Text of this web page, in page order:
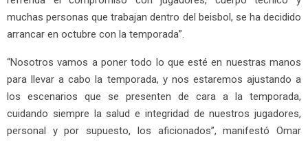
muchas personas que trabajan dentro del beisbol, se ha decidido
arrancar en octubre con la temporada”.
“Nosotros vamos a poner todo lo que esté en nuestras manos
para llevar a cabo la temporada, y nos estaremos ajustando a
los escenarios que se presenten de cara a la temporada,
cuidando siempre la salud e integridad de nuestros jugadores,
personal y por supuesto, los aficionados”, manifestó Omar